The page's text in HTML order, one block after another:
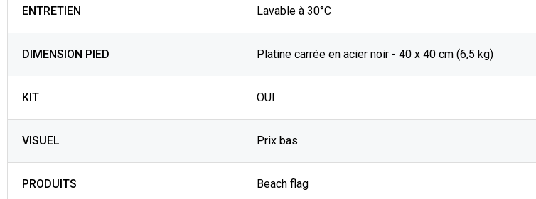
ENTRETIEN Lavable à 30°C
DIMENSION PIED Platine carrée en acier noir - 40 x 40 cm (6,5 kg)
KIT OUI
VISUEL Prix bas
PRODUITS Beach flag